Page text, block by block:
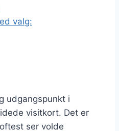
valg:
udgangspunkt i
visitkort. Det er
ser volde